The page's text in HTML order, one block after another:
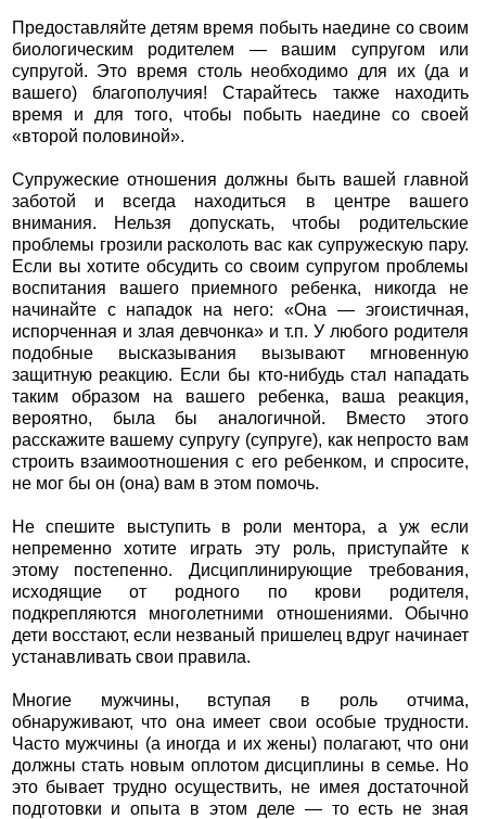
Предоставляйте детям время побыть наедине со своим
биологическим родителем — вашим супругом или
супругой. Это время столь необходимо для их (да и
вашего) благополучия! Старайтесь также находить
время и для того, чтобы побыть наедине со своей
«второй половиной».
Супружеские отношения должны быть вашей главной
заботой и всегда находиться в центре вашего
внимания. Нельзя допускать, чтобы родительские
проблемы грозили расколоть вас как супружескую пару.
Если вы хотите обсудить со своим супругом проблемы
воспитания вашего приемного ребенка, никогда не
начинайте с нападок на него: «Она — эгоистичная,
испорченная и злая девчонка» и т.п. У любого родителя
подобные высказывания вызывают мгновенную
защитную реакцию. Если бы кто-нибудь стал нападать
таким образом на вашего ребенка, ваша реакция,
вероятно, была бы аналогичной. Вместо этого
расскажите вашему супругу (супруге), как непросто вам
строить взаимоотношения с его ребенком, и спросите,
не мог бы он (она) вам в этом помочь.
Не спешите выступить в роли ментора, а уж если
непременно хотите играть эту роль, приступайте к
этому постепенно. Дисциплинирующие требования,
исходящие от родного по крови родителя,
подкрепляются многолетними отношениями. Обычно
дети восстают, если незваный пришелец вдруг начинает
устанавливать свои правила.
Многие мужчины, вступая в роль отчима,
обнаруживают, что она имеет свои особые трудности.
Часто мужчины (а иногда и их жены) полагают, что они
должны стать новым оплотом дисциплины в семье. Но
это бывает трудно осуществить, не имея достаточной
подготовки и опыта в этом деле — то есть не зная